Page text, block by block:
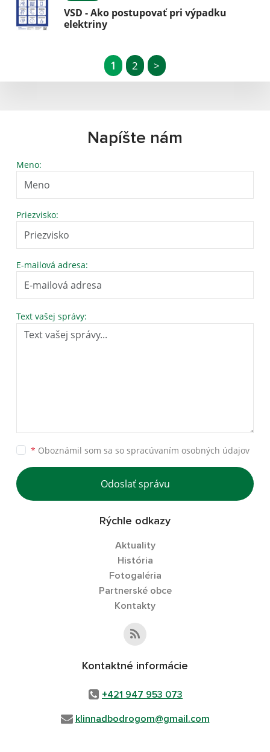
VSD - Ako postupovať pri výpadku
elektriny
1 2 >
Napíšte nám
Meno:
Priezvisko:
E-mailová adresa:
Text vašej správy:
* Oboznámil som sa so spracúvaním osobných údajov
Odoslať správu
Rýchle odkazy
Aktuality
História
Fotogaléria
Partnerské obce
Kontakty
Kontaktné informácie
+421 947 953 073
klinnadbodrogom@gmail.com